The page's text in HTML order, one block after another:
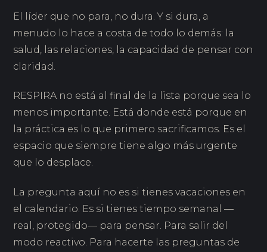
El líder que no para, no dura. Y si dura, a
menudo lo hace a costa de todo lo demás: la
salud, las relaciones, la capacidad de pensar con
claridad.
RESPIRA no está al final de la lista porque sea lo
menos importante. Está donde está porque en
la práctica es lo que primero sacrificamos. Es el
espacio que siempre tiene algo más urgente
que lo desplace.
La pregunta aquí no es si tienes vacaciones en
el calendario. Es si tienes tiempo semanal —
real, protegido— para pensar. Para salir del
modo reactivo. Para hacerte las preguntas de